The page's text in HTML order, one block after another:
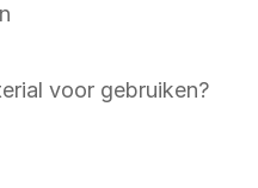
voor gebruiken?